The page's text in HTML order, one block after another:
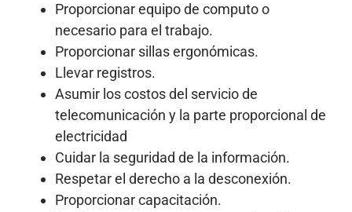
Proporcionar equipo de computo o
necesario para el trabajo.
Proporcionar sillas ergonómicas.
Llevar registros.
Asumir los costos del servicio de
telecomunicación y la parte proporcional de
electricidad
Cuidar la seguridad de la información.
Respetar el derecho a la desconexión.
Proporcionar capacitación.